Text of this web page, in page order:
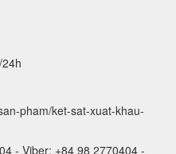
pham/ket-sat-xuat-khau-
- Viber: +84 98 2770404 -